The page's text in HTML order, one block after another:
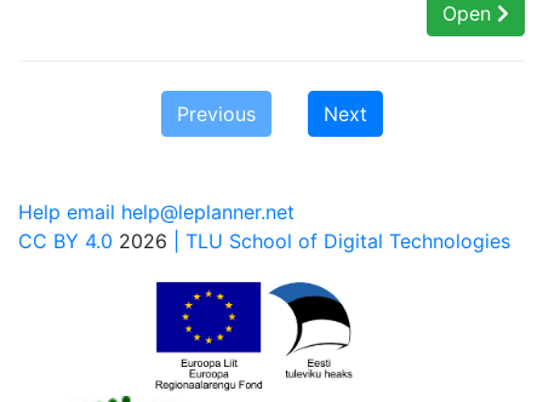
Open
Previous Next
Help email help@leplanner.net
CC BY 4.0 2026 | TLU School of Digital Technologies